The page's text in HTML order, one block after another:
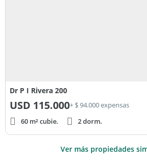
Dr P I Rivera 200
USD 115.000+ $ 94.000 expensas
60 m² cubie.
2 dorm.
Ver más propiedades